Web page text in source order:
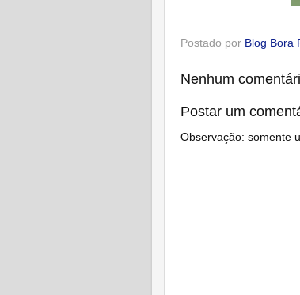
Postado por Blog Bora
Nenhum
Postar um
Observação: somente